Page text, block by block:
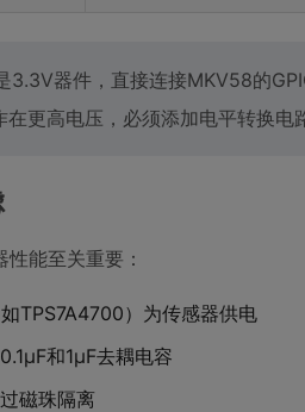
3.3V器件，直接连接MKV58的
更高电压，必须添加电平转换电
能至关重要：
TPS7A4700）为传感器供电
和1μF去耦电容
磁珠隔离